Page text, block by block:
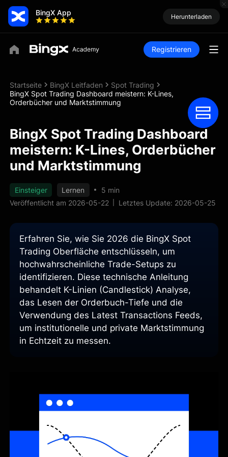
BingX App Herunterladen
Registrieren
Startseite BingX Leitfaden
Spot Trading
BingX Spot Trading Dashboard meistern: K-Lines,
Orderbücher und Marktstimmung
BingX Spot Trading Dashboard
meistern: K-Lines, Orderbücher
und Marktstimmung
Einsteiger Lernen
5 min
Veröffentlicht am 2026-05-22
Letztes Update: 2026-05-25
Erfahren Sie, wie Sie 2026 die BingX Spot
Trading Oberfläche entschlüsseln, um
hochwahrscheinliche Trade-Setups zu
identifizieren. Diese technische Anleitung
behandelt K-Linien (Candlestick) Analyse,
das Lesen der Orderbuch-Tiefe und die
Verwendung des Latest Transactions Feeds,
um institutionelle und private Marktstimmung
in Echtzeit zu messen.